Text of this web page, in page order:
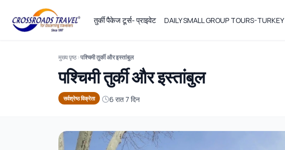
तुर्की पैकेज टूर्स- प्राइवेट DAILY SMALL GROUP TOURS-TURKEY
मुख्य पृष्ठ पश्चिमी तुर्की और इस्तांबुल
पश्चिमी तुर्की और इस्तांबुल
सर्वश्रेष्ठ विक्रेता 6 रात 7 दिन